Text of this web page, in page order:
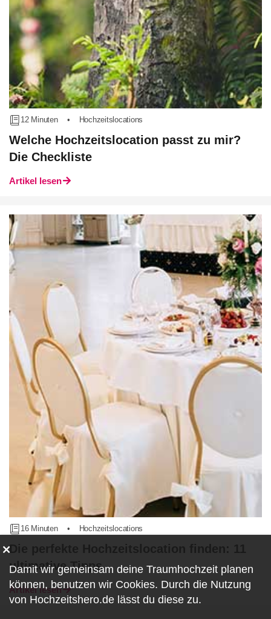
12 Minuten • Hochzeitslocations
Welche Hochzeitslocation passt zu mir?
Die Checkliste
Artikel lesen
16 Minuten • Hochzeitslocations
Die perfekte Hochzeitslocation finden: 11
ultimative Tipps
Artikel lesen
Damit wir gemeinsam deine Traumhochzeit planen
können, benutzen wir Cookies. Durch die Nutzung
von Hochzeitshero.de lässt du diese zu.